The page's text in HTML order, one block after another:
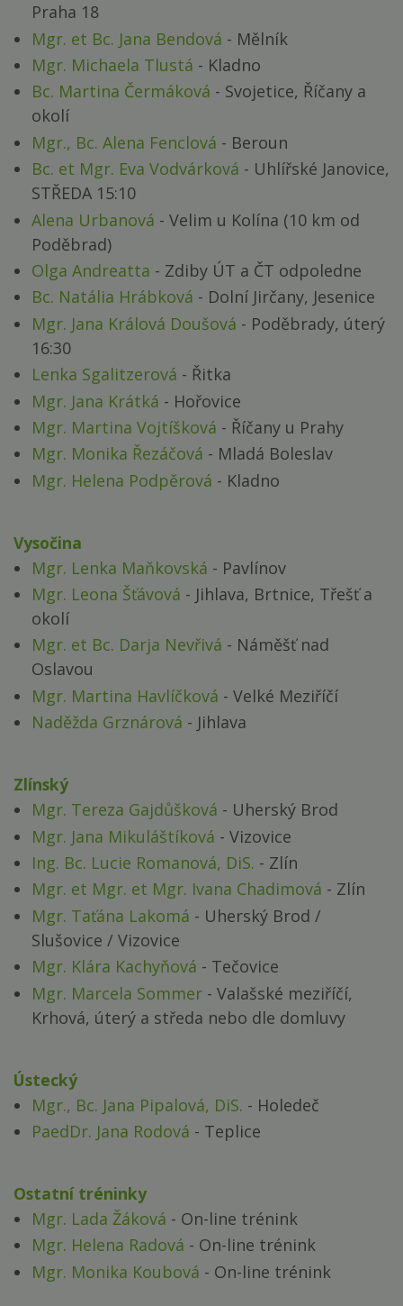
Praha 18
Mgr. et Bc. Jana Bendová - Mělník
Mgr. Michaela Tlustá - Kladno
Bc. Martina Čermáková - Svojetice, Říčany a
okolí
Mgr., Bc. Alena Fenclová - Beroun
Bc. et Mgr. Eva Vodvárková - Uhlířské Janovice,
STŘEDA 15:10
Alena Urbanová - Velim u Kolína (10 km od
Poděbrad)
Olga Andreatta - Zdiby ÚT a ČT odpoledne
Bc. Natália Hrábková - Dolní Jirčany, Jesenice
Mgr. Jana Králová Doušová - Poděbrady, úterý
16:30
Lenka Sgalitzerová - Řitka
Mgr. Jana Krátká - Hořovice
Mgr. Martina Vojtíšková - Říčany u Prahy
Mgr. Monika Řezáčová - Mladá Boleslav
Mgr. Helena Podpěrová - Kladno
Vysočina
Mgr. Lenka Maňkovská - Pavlínov
Mgr. Leona Šťávová - Jihlava, Brtnice, Třešť a
okolí
Mgr. et Bc. Darja Nevřivá - Náměšť nad
Oslavou
Mgr. Martina Havlíčková - Velké Meziříčí
Naděžda Grznárová - Jihlava
Zlínský
Mgr. Tereza Gajdůšková - Uherský Brod
Mgr. Jana Mikuláštíková - Vizovice
Ing. Bc. Lucie Romanová, DiS. - Zlín
Mgr. et Mgr. et Mgr. Ivana Chadimová - Zlín
Mgr. Taťána Lakomá - Uherský Brod /
Slušovice / Vizovice
Mgr. Klára Kachyňová - Tečovice
Mgr. Marcela Sommer - Valašské meziříčí,
Krhová, úterý a středa nebo dle domluvy
Ústecký
Mgr., Bc. Jana Pipalová, DiS. - Holedeč
PaedDr. Jana Rodová - Teplice
Ostatní tréninky
Mgr. Lada Žáková - On-line trénink
Mgr. Helena Radová - On-line trénink
Mgr. Monika Koubová - On-line trénink